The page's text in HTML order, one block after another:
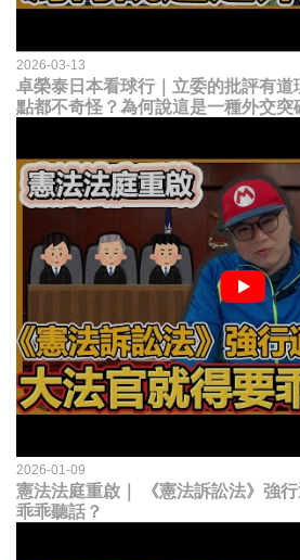
2026-03-13
卓榮泰日本看球行｜立委的批評有
點都不奇怪？為何說這是一種外交突
2026-01-09
憲法法庭重啟｜ 《憲法訴訟法》強
乖乖聽話？